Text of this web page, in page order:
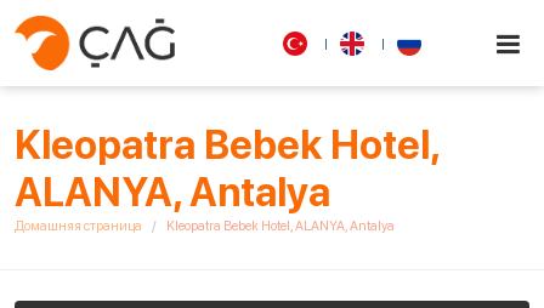
Kleopatra Bebek Hotel,
ALANYA, Antalya
Домашняя страница Kleopatra Bebek Hotel, ALANYA, Antalya